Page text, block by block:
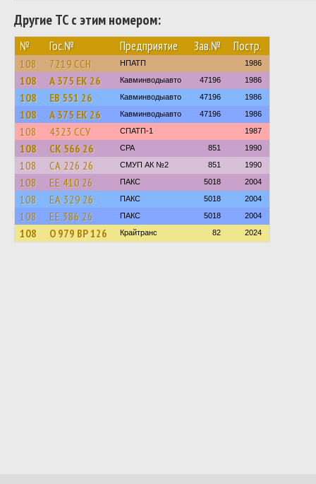
Другие ТС с этим номером:
№ Гос.№ Предприятие Зав.№ Постр.
108 7219 ССН НПАТП 1986
108 А 375 ЕК 26 Кавминводыавто 47196 1986
108 ЕВ 551 26 Кавминводыавто 47196 1986
108 А 375 ЕК 26 Кавминводыавто 47196 1986
108 4323 ССУ СПАТП-1 1987
108 СК 566 26 СРА 851 1990
108 СА 226 26 СМУП АК №2 851 1990
108 ЕЕ 410 26 ПАКС 5018 2004
108 ЕА 329 26 ПАКС 5018 2004
108 ЕЕ 386 26 ПАКС 5018 2004
108 О 979 ВР 126 Крайтранс 82 2024